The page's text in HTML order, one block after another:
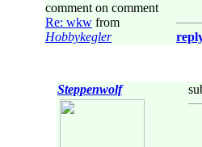
comment on comment
Re: wkw from
Hobbykegler
Steppenwolf